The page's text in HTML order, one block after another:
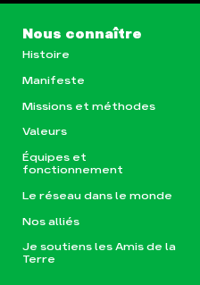
Nous connaître
Histoire
Manifeste
Missions et méthodes
Valeurs
Équipes et
fonctionnement
Le réseau dans le monde
Nos alliés
Je soutiens les Amis de la
Terre